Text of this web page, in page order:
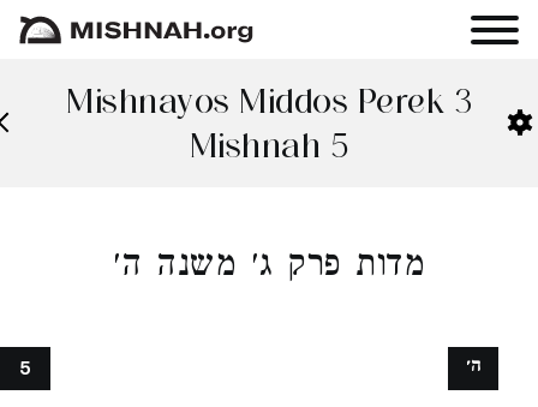
Mishnayos Middos Perek 3
Mishnah 5
מדות פרק ג׳ משנה ה׳
5 ה׳